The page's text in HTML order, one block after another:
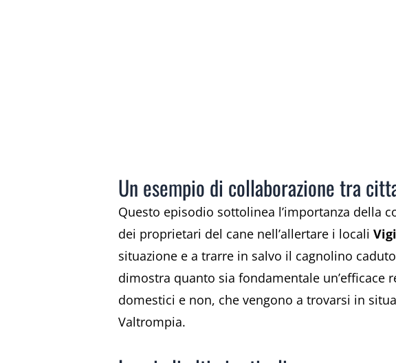
Un esempio di collaborazione tra
Questo episodio sottolinea l’importanza della
dei proprietari del cane nell’allertare i locali
situazione e a trarre in salvo il cagnolino
dimostra quanto sia fondamentale
domestici e non, che vengono a trovarsi in
Valtrompia.